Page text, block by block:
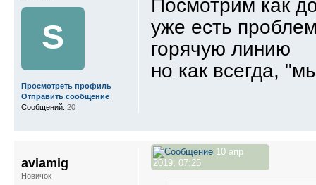
Посмотрим как
уже есть
горячую линию
но как всегда,
S
Просмотреть профиль
Отправить сообщение
Сообщений: 20
10 апр
2019, 07:25
aviamig
Новичок